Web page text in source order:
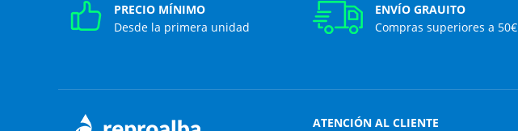
PRECIO MÍNIMO
Desde la primera unidad
ENVÍO GRAUITO
Compras superiores a 50€
ATENCIÓN AL CLIENTE